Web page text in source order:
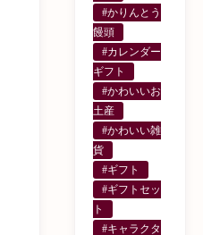
#かりんとう
饅頭
#カレンダー
ギフト
#かわいいお
土産
#かわいい雑
貨
#ギフト
#ギフトセッ
ト
#キャラクタ